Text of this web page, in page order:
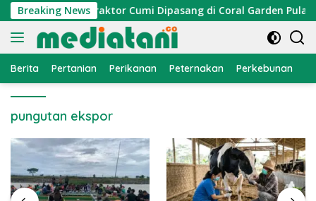
Langsung
ke
konten
Breaking News
Nelayan, Atraktor Cumi Dipasang di Coral Garden Pulau
Berita Pertanian Perikanan Peternakan Perkebunan
pungutan ekspor